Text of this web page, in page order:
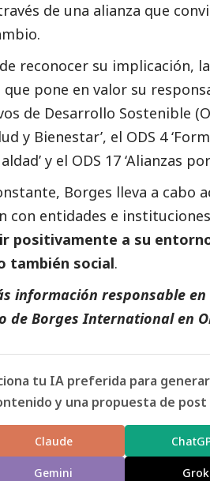
de una alianza que
reconocer su implicación,
pone en valor su
de Desarrollo Sostenible
y Bienestar’, el ODS 4
y el ODS 17 ‘Alianzas
Borges lleva a cabo
con entidades e
positivamente a su
también social.
información responsable en
de Borges Internationalen
tu IA preferida para
y una propuesta de
Claude
Gemini Grok